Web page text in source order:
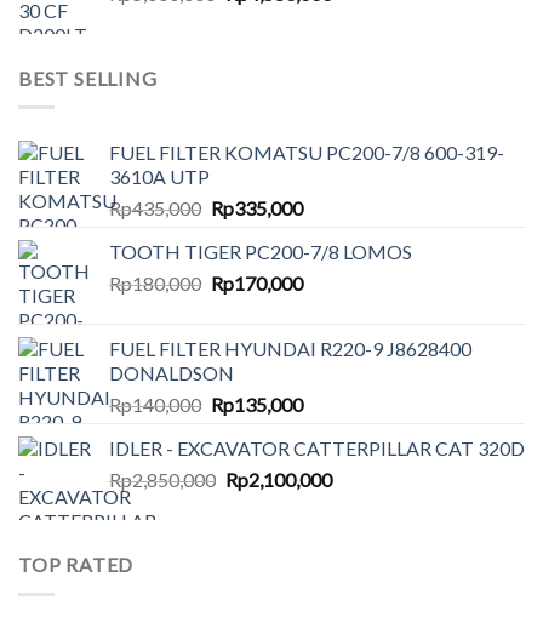
BEST SELLING
FUEL FILTER KOMATSU PC200-7/8 600-319-
3610A UTP
Rp435,000 Original
was:
Rp435,000.
Rp335,000Current
is:
Rp335,000.
TOOTH TIGER PC200-7/8 LOMOS
Rp180,000 Original
Rp180,000.
Rp170,000Current
Rp170,000.
FUEL FILTER HYUNDAI R220-9 J8628400
DONALDSON
Rp140,000 Original
was:
Rp140,000.
Rp135,000Current
is:
Rp135,000.
IDLER - EXCAVATOR CATTERPILLAR CAT 320D
Rp2,850,000 Original
Rp2,100,000Current
TOP RATED